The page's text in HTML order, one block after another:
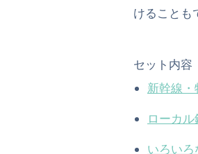
けることも
セット内容
新幹線・
ローカ
いろいろ